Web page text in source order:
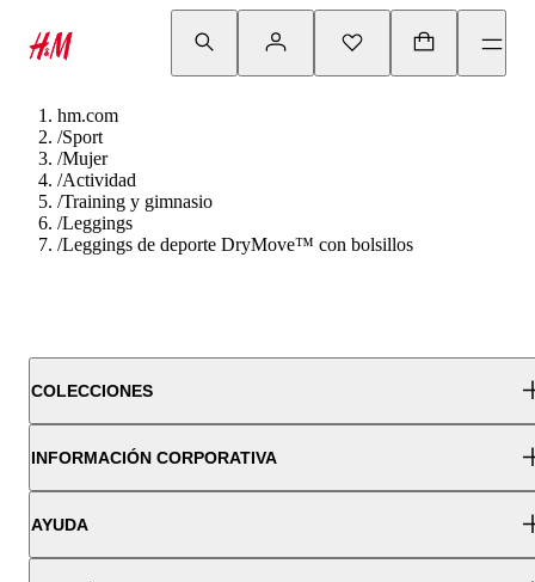
hm.com
/Sport
/Mujer
/Actividad
/Training y gimnasio
/Leggings
/Leggings de deporte DryMove™ con bolsillos
COLECCIONES
INFORMACIÓN CORPORATIVA
AYUDA